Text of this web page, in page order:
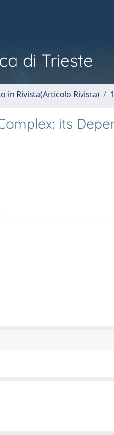
di Trieste
in Rivista(Articolo Rivista)
its